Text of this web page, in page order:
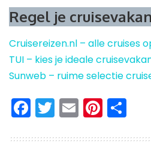
Regel je
Cruisereizen.nl – alle cruises
TUI – kies je ideale
Sunweb – ruime selectie
Facebook
Twitter
Email